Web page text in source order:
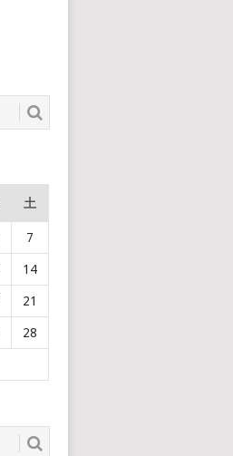
土
7
14
21
28